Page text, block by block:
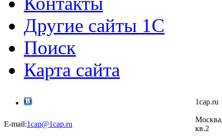
Другие сайты 1С
Поиск
Карта сайта
E-mail:1cap@1cap.ru
кв.2